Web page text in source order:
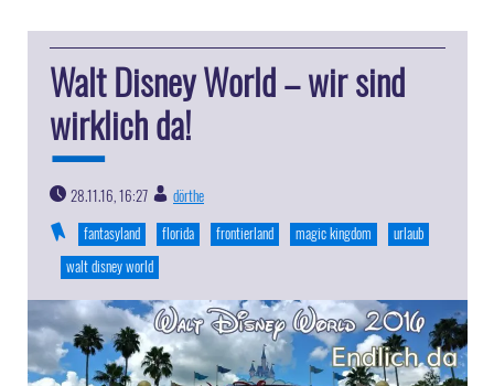
Walt Disney World – wir sind
wirklich da!
28.11.16, 16:27
dörthe
fantasyland
florida frontierland magic kingdom
urlaub
walt disney world